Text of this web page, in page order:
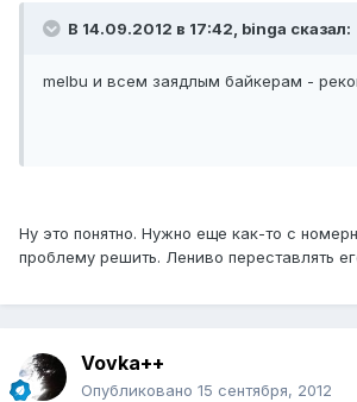
В 14.09.2012 в 17:42, binga сказал:
melbu и всем заядлым байкерам -
Ну это понятно. Нужно еще как-то с
проблему решить. Лениво переставлять
Vovka++
Опубликовано 15 сентября, 2012